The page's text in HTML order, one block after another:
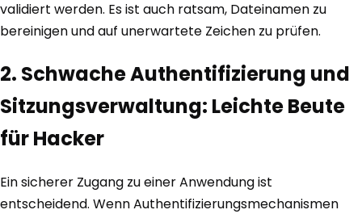
validiert werden. Es ist auch ratsam, Dateinamen zu
bereinigen und auf unerwartete Zeichen zu prüfen.
2. Schwache Authentifizierung und
Sitzungsverwaltung: Leichte Beute
für Hacker
Ein sicherer Zugang zu einer Anwendung ist
entscheidend. Wenn Authentifizierungsmechanismen